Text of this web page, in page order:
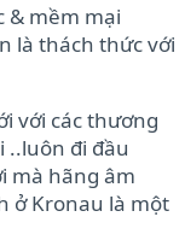
& mềm mại
là thách thức với
với các thương
..luôn đi đầu
mà hãng âm
ở Kronau là một